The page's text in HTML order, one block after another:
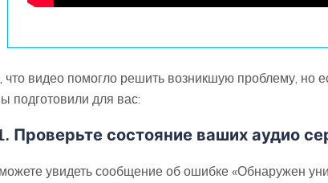
видео помогло решить возникшую проблему, но
подготовили для вас:
Проверьте состояние ваших аудио
увидеть сообщение об ошибке «Обнаружен